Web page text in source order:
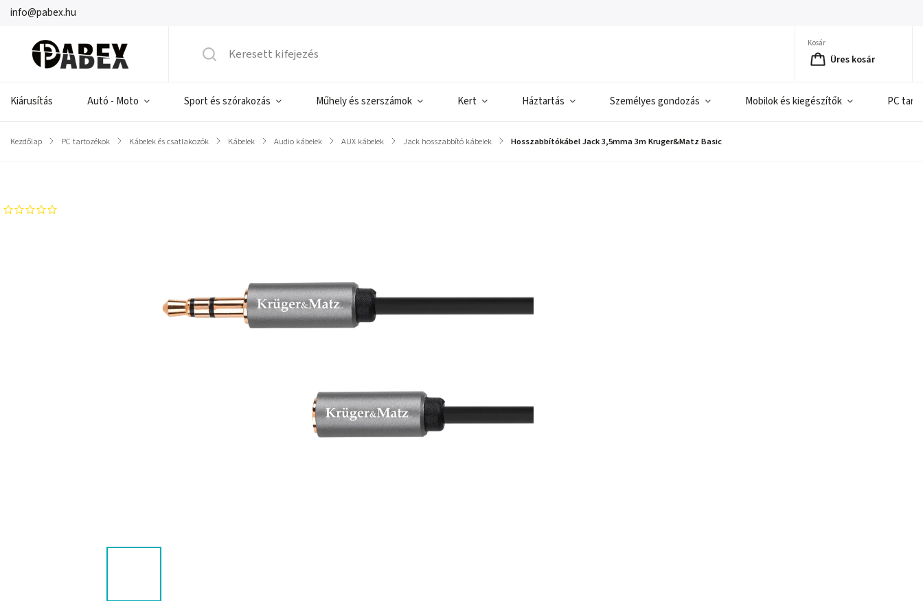
info@pabex.hu
Kosár
Üres kosár
Kiárusítás Autó - Moto Sport és szórakozás Műhely és szerszámok Kert Háztartás Személyes gondozás Mobilok és kiegészítők PC
Kezdőlap / PC tartozékok / Kábelek és csatlakozók / Kábelek / Audio kábelek / AUX kábelek / Jack hosszabbító kábelek / Hosszabbítókábel Jack 3,5mma 3m Kruger&Matz Basic